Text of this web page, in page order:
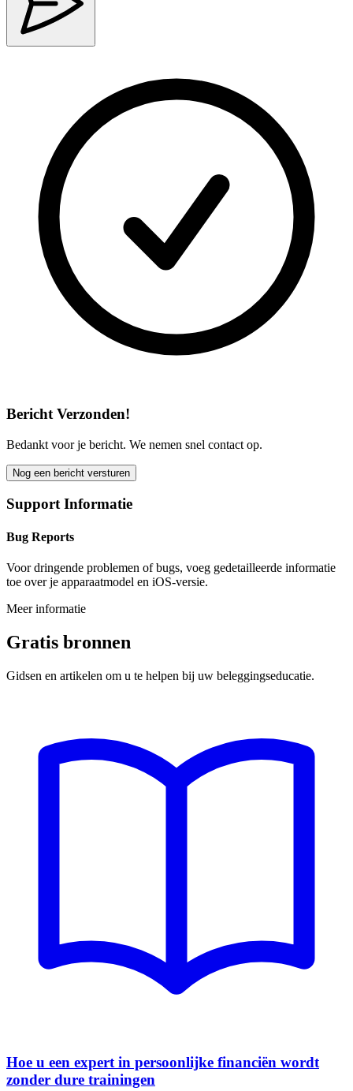
Bericht Verzonden!
Bedankt voor je bericht. We nemen snel contact op.
Nog een bericht versturen
Support Informatie
Bug Reports
Voor dringende problemen of bugs, voeg gedetailleerde informatie
toe over je apparaatmodel en iOS-versie.
Meer informatie
Gratis bronnen
Gidsen en artikelen om u te helpen bij uw beleggingseducatie.
Hoe u een expert in persoonlijke financiën wordt
zonder dure trainingen